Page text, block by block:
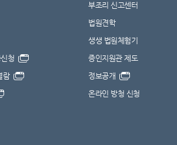
청
람
부조리 신고센터
법원견학
생생 법원체험기
증인지원관 제도
정보공개
온라인 방청 신청